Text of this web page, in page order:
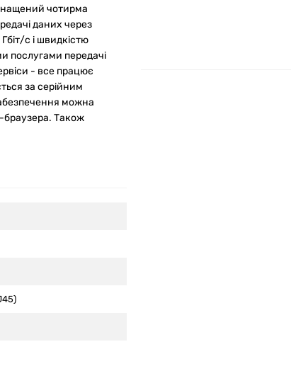
чотирма
даних через
с і швидкістю
послугами передачі
- все працює
за серійним
можна
браузера. Також